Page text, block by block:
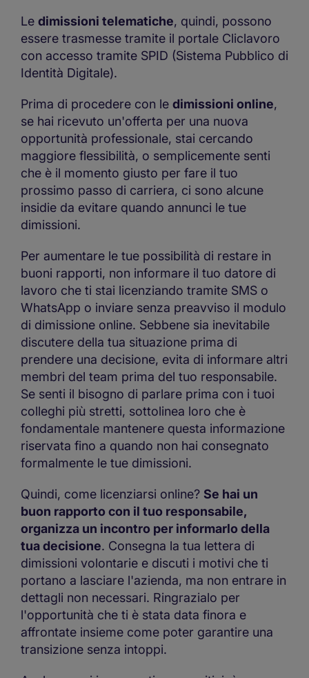
Le dimissioni telematiche, quindi, possono
essere trasmesse tramite il portale Cliclavoro
con accesso tramite SPID (Sistema Pubblico di
Identità Digitale).
Prima di procedere con le dimissioni online,
se hai ricevuto un'offerta per una nuova
opportunità professionale, stai cercando
maggiore flessibilità, o semplicemente senti
che è il momento giusto per fare il tuo
prossimo passo di carriera, ci sono alcune
insidie da evitare quando annunci le tue
dimissioni.
Per aumentare le tue possibilità di restare in
buoni rapporti, non informare il tuo datore di
lavoro che ti stai licenziando tramite SMS o
WhatsApp o inviare senza preavviso il modulo
di dimissione online. Sebbene sia inevitabile
discutere della tua situazione prima di
prendere una decisione, evita di informare altri
membri del team prima del tuo responsabile.
Se senti il bisogno di parlare prima con i tuoi
colleghi più stretti, sottolinea loro che è
fondamentale mantenere questa informazione
riservata fino a quando non hai consegnato
formalmente le tue dimissioni.
Quindi, come licenziarsi online? Se hai un
buon rapporto con il tuo responsabile,
organizza un incontro per informarlo della
tua decisione. Consegna la tua lettera di
dimissioni volontarie e discuti i motivi che ti
portano a lasciare l'azienda, ma non entrare in
dettagli non necessari. Ringrazialo per
l'opportunità che ti è stata data finora e
affrontate insieme come poter garantire una
transizione senza intoppi.